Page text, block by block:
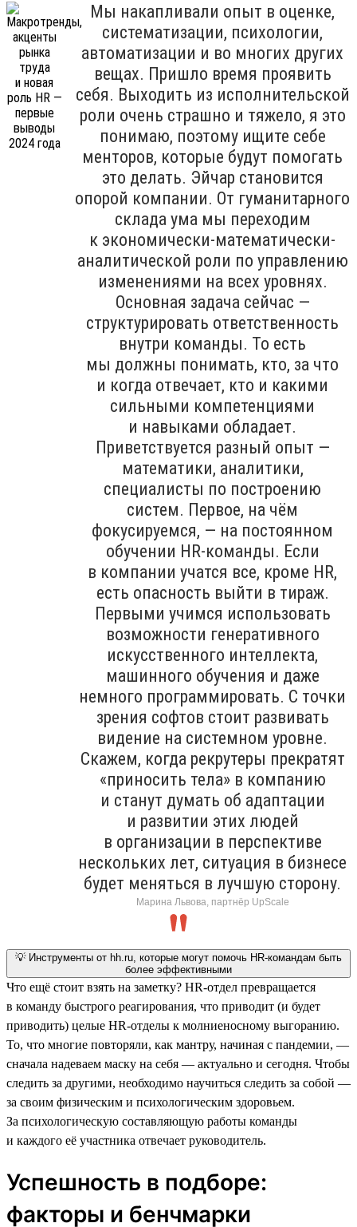
Мы накапливали опыт в оценке,
систематизации, психологии,
автоматизации и во многих других
вещах. Пришло время проявить
себя. Выходить из исполнительской
роли очень страшно и тяжело, я это
понимаю, поэтому ищите себе
менторов, которые будут помогать
это делать. Эйчар становится
опорой компании. От гуманитарного
склада ума мы переходим
к экономически-математически-
аналитической роли по управлению
изменениями на всех уровнях.
Основная задача сейчас —
структурировать ответственность
внутри команды. То есть
мы должны понимать, кто, за что
и когда отвечает, кто и какими
сильными компетенциями
и навыками обладает.
Приветствуется разный опыт —
математики, аналитики,
специалисты по построению
систем. Первое, на чём
фокусируемся, — на постоянном
обучении HR-команды. Если
в компании учатся все, кроме HR,
есть опасность выйти в тираж.
Первыми учимся использовать
возможности генеративного
искусственного интеллекта,
машинного обучения и даже
немного программировать. С точки
зрения софтов стоит развивать
видение на системном уровне.
Скажем, когда рекрутеры прекратят
«приносить тела» в компанию
и станут думать об адаптации
и развитии этих людей
в организации в перспективе
нескольких лет, ситуация в бизнесе
будет меняться в лучшую сторону.
Марина Львова, партнёр UpScale
💡 Инструменты от hh.ru, которые могут помочь HR-командам быть
более эффективными
Что ещё стоит взять на заметку? HR-отдел превращается
в команду быстрого реагирования, что приводит (и будет
приводить) целые HR-отделы к молниеносному выгоранию.
То, что многие повторяли, как мантру, начиная с пандемии, —
сначала надеваем маску на себя — актуально и сегодня. Чтобы
следить за другими, необходимо научиться следить за собой —
за своим физическим и психологическим здоровьем.
За психологическую составляющую работы команды
и каждого её участника отвечает руководитель.
Успешность в подборе:
факторы и бенчмарки